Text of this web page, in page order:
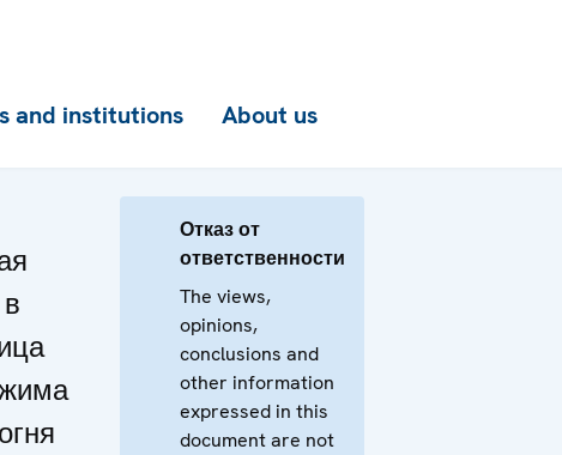
and institutions About us
Отказ от
ответственности
The views,
opinions,
conclusions and
other information
expressed in this
document are not